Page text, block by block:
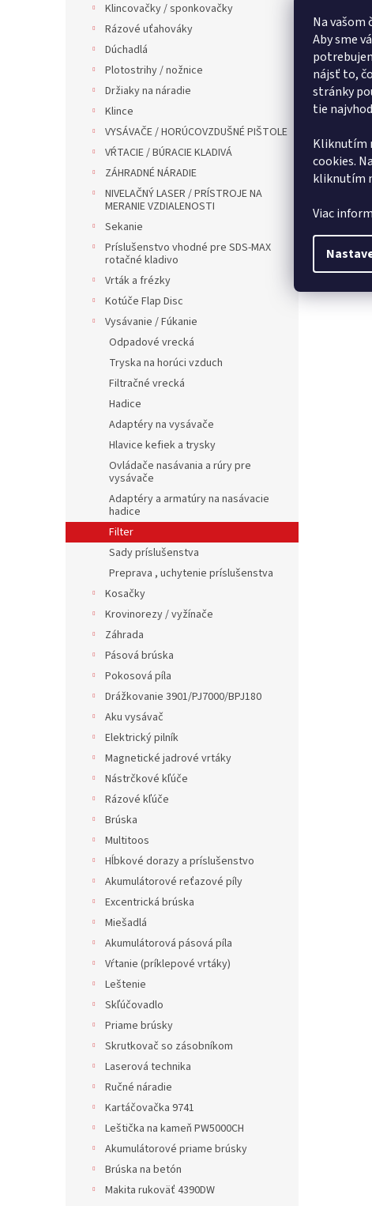
Na vašom
Aby sme
nájsť to,
stránky
tie
Kliknutím
cookies.
kliknutím
Viac
Klincovačky / sponkovačky
Rázové uťahováky
Dúchadlá
Plotostrihy / nožnice
Držiaky na náradie
Klince
VYSÁVAČE / HORÚCOVZDUŠNÉ PIŠTOLE
VŔTACIE / BÚRACIE KLADIVÁ
ZÁHRADNÉ NÁRADIE
NIVELAČNÝ LASER / PRÍSTROJE NA
MERANIE VZDIALENOSTI
Sekanie
Príslušenstvo vhodné pre SDS-MAX
rotačné kladivo
Vrták a frézky
Kotúče Flap Disc
Vysávanie / Fúkanie
Odpadové vrecká
Tryska na horúci vzduch
Filtračné vrecká
Hadice
Adaptéry na vysávače
Hlavice kefiek a trysky
Ovládače nasávania a rúry pre
vysávače
Adaptéry a armatúry na nasávacie
hadice
Filter
Sady príslušenstva
Preprava , uchytenie príslušenstva
Kosačky
Krovinorezy / vyžínače
Záhrada
Pásová brúska
Pokosová píla
Drážkovanie 3901/PJ7000/BPJ180
Aku vysávač
Elektrický pilník
Magnetické jadrové vrtáky
Nástrčkové kľúče
Rázové kľúče
Brúska
Multitoos
Hĺbkové dorazy a príslušenstvo
Akumulátorové reťazové píly
Excentrická brúska
Miešadlá
Akumulátorová pásová píla
Vŕtanie (príklepové vrtáky)
Leštenie
Skľúčovadlo
Priame brúsky
Skrutkovač so zásobníkom
Laserová technika
Ručné náradie
Kartáčovačka 9741
Leštička na kameň PW5000CH
Akumulátorové priame brúsky
Brúska na betón
Makita rukoväť 4390DW